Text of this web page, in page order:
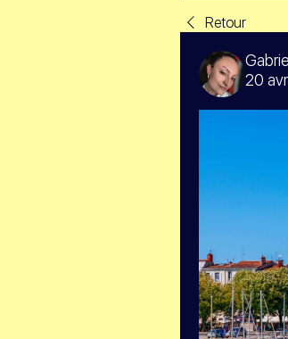
Retour
20